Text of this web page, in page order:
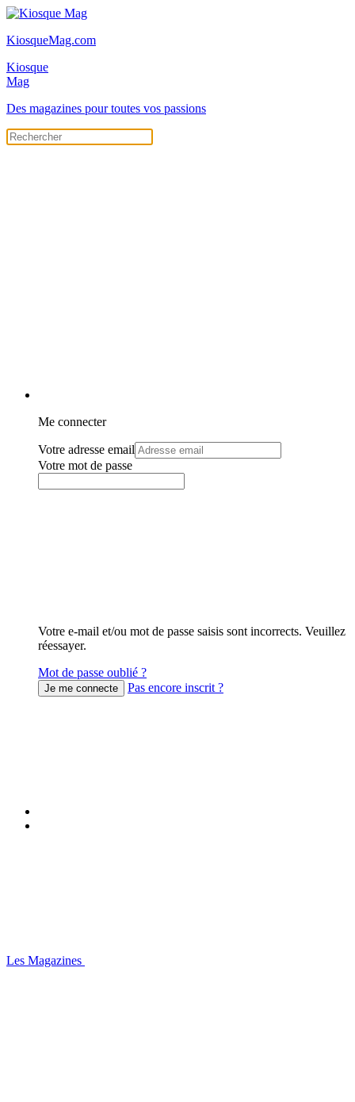
KiosqueMag.com
Kiosque
Mag
Des magazines pour toutes vos passions
Me connecter
Votre adresse email
Votre mot de passe
Votre e-mail et/ou mot de passe saisis sont incorrects. Veuillez
réessayer.
Mot de passe oublié ?
Pas encore inscrit ?
Les Magazines